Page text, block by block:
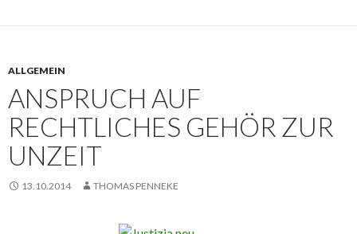
ALLGEMEIN
ANSPRUCH AUF
RECHTLICHES GEHÖR ZUR
UNZEIT
13.10.2014 THOMAS PENNEKE